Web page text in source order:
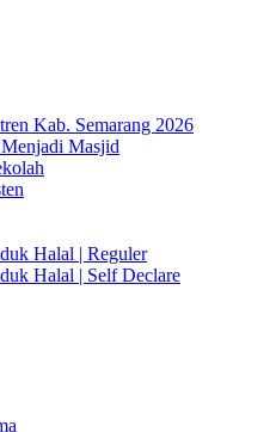
Kab. Semarang 2026
Masjid
Halal | Reguler
Halal | Self Declare